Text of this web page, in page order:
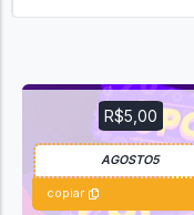
R$5,00
copiar